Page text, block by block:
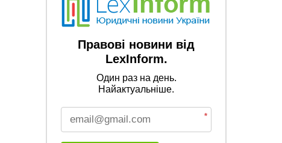
Правові новини від
LexInform.
Один раз на день.
Найактуальніше.
*